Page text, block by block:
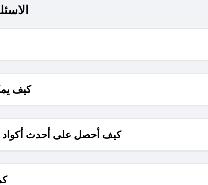
كيف
كيف أحصل على أحدث أكواد